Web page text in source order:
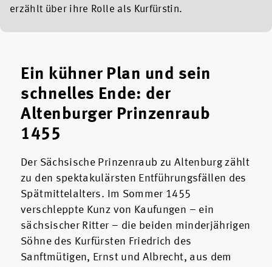
erzählt über ihre Rolle als Kurfürstin.
Ein kühner Plan und sein
schnelles Ende: der
Altenburger Prinzenraub
1455
Der Sächsische Prinzenraub zu Altenburg zählt
zu den spektakulärsten Entführungsfällen des
Spätmittelalters. Im Sommer 1455
verschleppte Kunz von Kaufungen – ein
sächsischer Ritter – die beiden minderjährigen
Söhne des Kurfürsten Friedrich des
Sanftmütigen, Ernst und Albrecht, aus dem